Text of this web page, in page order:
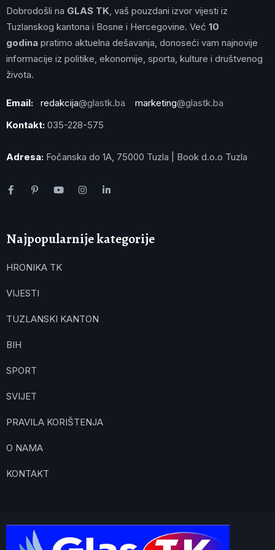
Dobrodošli na GLAS TK , vaš pouzdani izvor vijesti iz
Tuzlanskog kantona i Bosne i Hercegovine. Već 10
godina pratimo aktuelna dešavanja, donoseći vam najnovije
informacije iz politike, ekonomije, sporta, kulture i društvenog
života.
Email: redakcija@glastk.ba marketing@glastk.ba
Kontakt: 035-228-575
Adresa: Fočanska do 1A, 75000 Tuzla | Book d.o.o Tuzla
Najpopularnije kategorije
HRONIKA TK
VIJESTI
TUZLANSKI KANTON
BIH
SPORT
SVIJET
PRAVILA KORIŠTENJA
O NAMA
KONTAKT